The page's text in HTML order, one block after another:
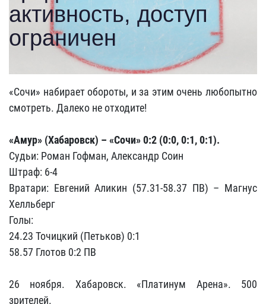
«Сочи» набирает обороты, и за этим очень любопытно
смотреть. Далеко не отходите!
«Амур» (Хабаровск) – «Сочи» 0:2 (0:0, 0:1, 0:1).
Судьи: Роман Гофман, Александр Соин
Штраф: 6-4
Вратари: Евгений Аликин (57.31-58.37 ПВ) – Магнус
Хелльберг
Голы:
24.23 Точицкий (Петьков) 0:1
58.57 Глотов 0:2 ПВ
26 ноября. Хабаровск. «Платинум Арена». 500
зрителей.